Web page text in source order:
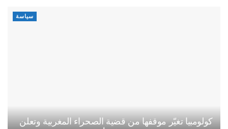
سياسة
كولومبيا تغيّر موقفها من قضية الصحراء المغربية وتعلن